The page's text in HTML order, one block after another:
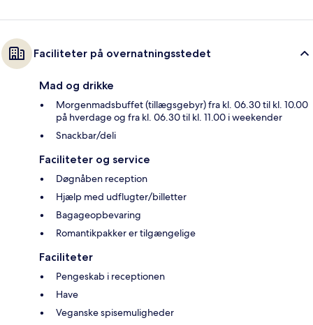
Faciliteter på overnatningsstedet
Mad og drikke
Morgenmadsbuffet (tillægsgebyr) fra kl. 06.30 til kl. 10.00
på hverdage og fra kl. 06.30 til kl. 11.00 i weekender
Snackbar/deli
Faciliteter og service
Døgnåben reception
Hjælp med udflugter/billetter
Bagageopbevaring
Romantikpakker er tilgængelige
Faciliteter
Pengeskab i receptionen
Have
Veganske spisemuligheder